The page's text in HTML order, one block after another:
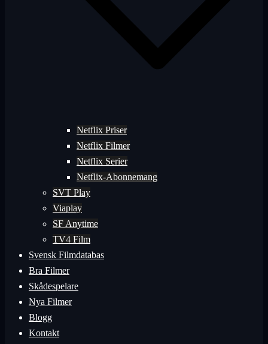
Netflix Priser
Netflix Filmer
Netflix Serier
Netflix-Abonnemang
SVT Play
Viaplay
SF Anytime
TV4 Film
Svensk Filmdatabas
Bra Filmer
Skådespelare
Nya Filmer
Blogg
Kontakt